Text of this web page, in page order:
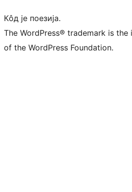
Кôд је поезија.
The WordPress® trademark is
of the WordPress Foundation.